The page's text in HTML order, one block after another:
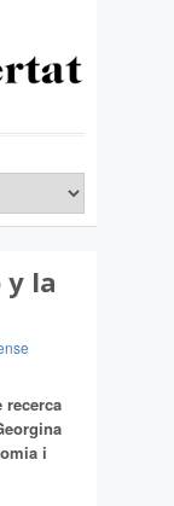
y la
recerca
i